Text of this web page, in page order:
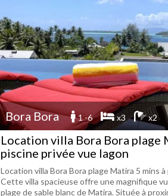
Bora Bora 1 -6 x3 x2
Location villa Bora Bora plage
piscine privée vue lagon
Location villa Bora Bora plage Matira 5 mins
Cette villa spacieuse offre une magnifique
plage de sable blanc de Matira. Située à